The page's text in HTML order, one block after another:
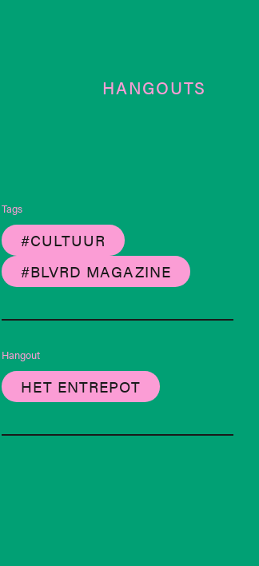
HANGOUTS
Tags
#CULTUUR
#BLVRD MAGAZINE
Hangout
HET ENTREPOT